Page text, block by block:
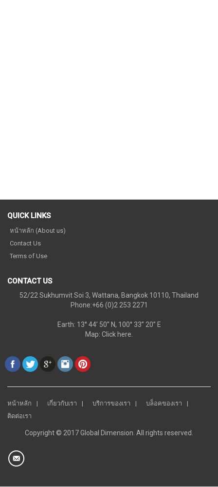
QUICK LINKS
หน้าหลัก (About us)
Contact Us
Terms of Use
CONTACT US
52/22 Sukhumvit Soi 3, Wattana, Bangkok 10110, Thailand
Phone:+66 (0)2 253 2271
Earth: 13° 44’ 50” N, 100° 33” 20” E
Map: Click here.
หน้าหลัก เกี่ยวกับเรา บริการของเรา
บล็อคของเรา
ติดต่อเรา
Copyright © 2017 Global Dimension. All rights reserved.